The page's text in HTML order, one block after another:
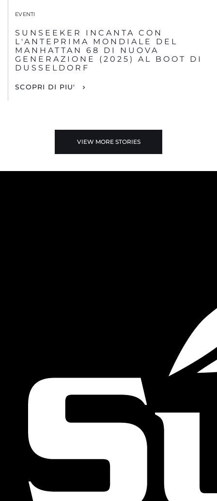
EVENTI
SUNSEEKER INCANTA CON
L'ANTEPRIMA MONDIALE DEL
MANHATTAN 68 DI NUOVA
GENERAZIONE (2025) AL BOOT DI
DUSSELDORF
SCOPRI DI PIU'
VIEW MORE STORIES